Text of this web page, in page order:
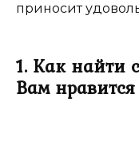
приносит
1. Как найти
Вам